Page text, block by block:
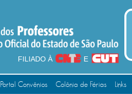
FILIADO À E
Portal Convênios Colônia de Férias Links